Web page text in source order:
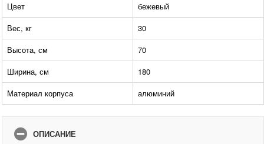
Цвет
бежевый
Вес, кг
30
Высота, см
70
Ширина, см
180
Материал корпуса
алюминий
ОПИСАНИЕ